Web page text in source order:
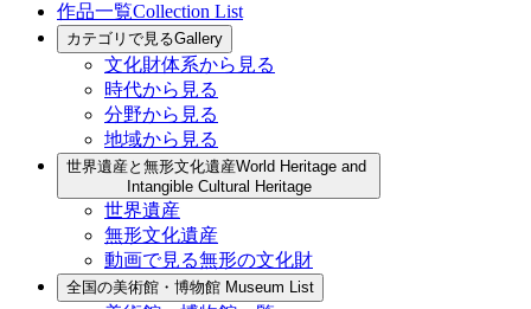
作品一覧Collection List
カテゴリで見るGallery
文化財体系から見る
時代から見る
分野から見る
地域から見る
世界遺産と無形文化遺産World Heritage and
Intangible Cultural Heritage
世界遺産
無形文化遺産
動画で見る無形の文化財
全国の美術館・博物館 Museum List